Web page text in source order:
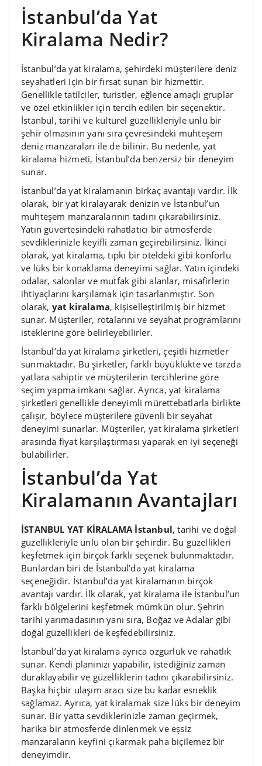
İstanbul’da Yat
Kiralama Nedir?
İstanbul’da yat kiralama, şehirdeki müşterilere deniz
seyahatleri için bir fırsat sunan bir hizmettir.
Genellikle tatilciler, turistler, eğlence amaçlı gruplar
ve özel etkinlikler için tercih edilen bir seçenektir.
İstanbul, tarihi ve kültürel güzellikleriyle ünlü bir
şehir olmasının yanı sıra çevresindeki muhteşem
deniz manzaraları ile de bilinir. Bu nedenle, yat
kiralama hizmeti, İstanbul’da benzersiz bir deneyim
sunar.
İstanbul’da yat kiralamanın birkaç avantajı vardır. İlk
olarak, bir yat kiralayarak denizin ve İstanbul’un
muhteşem manzaralarının tadını çıkarabilirsiniz.
Yatın güvertesindeki rahatlatıcı bir atmosferde
sevdiklerinizle keyifli zaman geçirebilirsiniz. İkinci
olarak, yat kiralama, tıpkı bir oteldeki gibi konforlu
ve lüks bir konaklama deneyimi sağlar. Yatın içindeki
odalar, salonlar ve mutfak gibi alanlar, misafirlerin
ihtiyaçlarını karşılamak için tasarlanmıştır. Son
olarak, yat kiralama, kişiselleştirilmiş bir hizmet
sunar. Müşteriler, rotalarını ve seyahat programlarını
isteklerine göre belirleyebilirler.
İstanbul’da yat kiralama şirketleri, çeşitli hizmetler
sunmaktadır. Bu şirketler, farklı büyüklükte ve tarzda
yatlara sahiptir ve müşterilerin tercihlerine göre
seçim yapma imkanı sağlar. Ayrıca, yat kiralama
şirketleri genellikle deneyimli mürettebatlarla birlikte
çalışır, böylece müşterilere güvenli bir seyahat
deneyimi sunarlar. Müşteriler, yat kiralama şirketleri
arasında fiyat karşılaştırması yaparak en iyi seçeneği
bulabilirler.
İstanbul’da Yat
Kiralamanın Avantajları
İSTANBUL YAT KİRALAMA İstanbul, tarihi ve doğal
güzellikleriyle ünlü olan bir şehirdir. Bu güzellikleri
keşfetmek için birçok farklı seçenek bulunmaktadır.
Bunlardan biri de İstanbul’da yat kiralama
seçeneğidir. İstanbul’da yat kiralamanın birçok
avantajı vardır. İlk olarak, yat kiralama ile İstanbul’un
farklı bölgelerini keşfetmek mümkün olur. Şehrin
tarihi yarımadasının yanı sıra, Boğaz ve Adalar gibi
doğal güzellikleri de keşfedebilirsiniz.
İstanbul’da yat kiralama ayrıca özgürlük ve rahatlık
sunar. Kendi planınızı yapabilir, istediğiniz zaman
duraklayabilir ve güzelliklerin tadını çıkarabilirsiniz.
Başka hiçbir ulaşım aracı size bu kadar esneklik
sağlamaz. Ayrıca, yat kiralamak size lüks bir deneyim
sunar. Bir yatta sevdiklerinizle zaman geçirmek,
harika bir atmosferde dinlenmek ve eşsiz
manzaraların keyfini çıkarmak paha biçilemez bir
deneyimdir.